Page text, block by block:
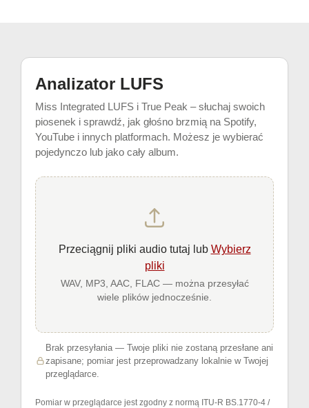
Analizator LUFS
Miss Integrated LUFS i True Peak – słuchaj swoich
piosenek i sprawdź, jak głośno brzmią na Spotify,
YouTube i innych platformach. Możesz je wybierać
pojedynczo lub jako cały album.
Przeciągnij pliki audio tutaj lub Wybierz
pliki
WAV, MP3, AAC, FLAC — można przesyłać
wiele plików jednocześnie.
Brak przesyłania — Twoje pliki nie zostaną przesłane ani
zapisane; pomiar jest przeprowadzany lokalnie w Twojej
przeglądarce.
Pomiar w przeglądarce jest zgodny z normą ITU-R BS.1770-4 /